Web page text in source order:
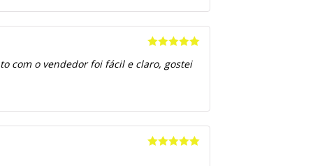
de 5
com o vendedor foi fácil e claro, gostei